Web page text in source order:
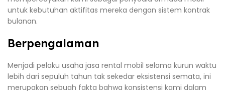
untuk kebutuhan aktifitas mereka dengan sistem kontrak
bulanan.
Berpengalaman
Menjadi pelaku usaha jasa rental mobil selama kurun waktu
lebih dari sepuluh tahun tak sekedar eksistensi semata, ini
merupakan sebuah fakta bahwa konsistensi kami dalam